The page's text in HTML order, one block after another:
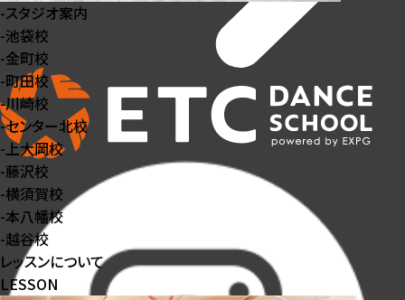
-スタジオ案内
-池袋校
-金町校
-町田校
-川崎校
-センター北校
-上大岡校
-藤沢校
-横須賀校
-本八幡校
-越谷校
レッスンについて
LESSON